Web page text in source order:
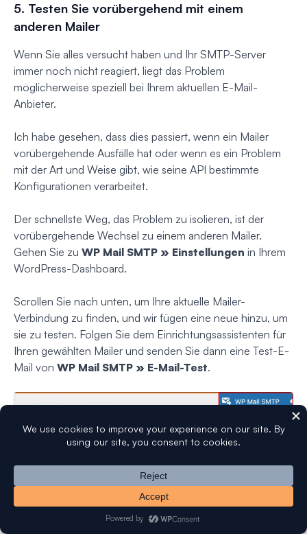
5. Testen Sie vorübergehend mit einem
anderen Mailer
Wenn Sie alles versucht haben und Ihr SMTP-Server
immer noch nicht reagiert, liegt das Problem
möglicherweise speziell bei Ihrem aktuellen E-Mail-
Anbieter.
Ich habe gesehen, dass dies passiert, wenn ein Mailer
vorübergehende Ausfälle hat oder wenn es ein Problem
mit der Art und Weise gibt, wie seine API bestimmte
Konfigurationen verarbeitet.
Der schnellste Weg, das Problem zu isolieren, ist der
vorübergehende Wechsel zu einem anderen Mailer.
Gehen Sie zu WP Mail SMTP » Einstellungen in Ihrem
WordPress-Dashboard.
Scrollen Sie nach unten, um Ihre aktuelle Mailer-
Verbindung zu finden, und wir fügen eine neue hinzu, um
sie zu testen. Folgen Sie dem Einrichtungsassistenten für
Ihren gewählten Mailer und senden Sie dann eine Test-E-
Mail von WP Mail SMTP » E-Mail-Test.